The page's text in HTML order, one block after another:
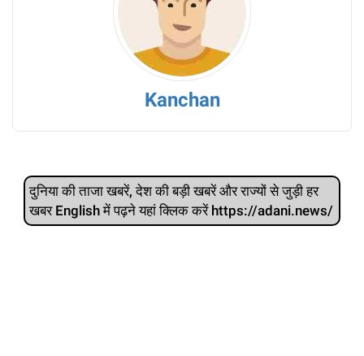
Kanchan
दुनिया की ताजा खबरें, देश की बड़ी खबरें और राज्‍यों से जुड़ी हर
खबर English में पढ़ने यहां क्लिक करें https://adani.news/